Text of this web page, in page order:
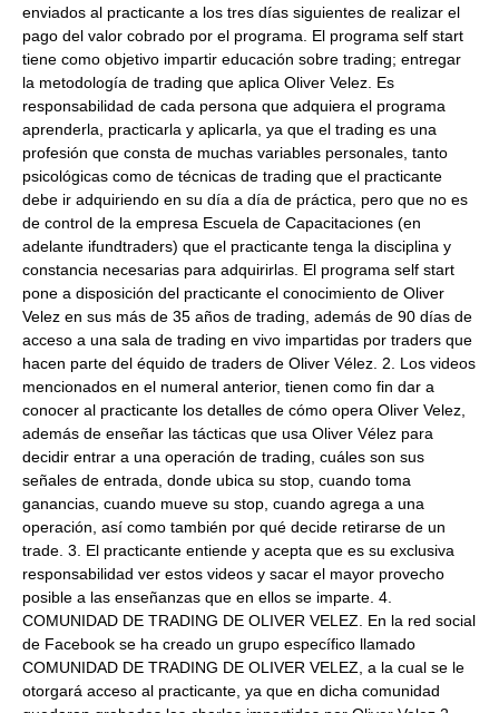
enviados al practicante a los tres días siguientes de realizar el
pago del valor cobrado por el programa. El programa self start
tiene como objetivo impartir educación sobre trading; entregar
la metodología de trading que aplica Oliver Velez. Es
responsabilidad de cada persona que adquiera el programa
aprenderla, practicarla y aplicarla, ya que el trading es una
profesión que consta de muchas variables personales, tanto
psicológicas como de técnicas de trading que el practicante
debe ir adquiriendo en su día a día de práctica, pero que no es
de control de la empresa Escuela de Capacitaciones (en
adelante ifundtraders) que el practicante tenga la disciplina y
constancia necesarias para adquirirlas. El programa self start
pone a disposición del practicante el conocimiento de Oliver
Velez en sus más de 35 años de trading, además de 90 días de
acceso a una sala de trading en vivo impartidas por traders que
hacen parte del équido de traders de Oliver Vélez. 2. Los videos
mencionados en el numeral anterior, tienen como fin dar a
conocer al practicante los detalles de cómo opera Oliver Velez,
además de enseñar las tácticas que usa Oliver Vélez para
decidir entrar a una operación de trading, cuáles son sus
señales de entrada, donde ubica su stop, cuando toma
ganancias, cuando mueve su stop, cuando agrega a una
operación, así como también por qué decide retirarse de un
trade. 3. El practicante entiende y acepta que es su exclusiva
responsabilidad ver estos videos y sacar el mayor provecho
posible a las enseñanzas que en ellos se imparte. 4.
COMUNIDAD DE TRADING DE OLIVER VELEZ. En la red social
de Facebook se ha creado un grupo específico llamado
COMUNIDAD DE TRADING DE OLIVER VELEZ, a la cual se le
otorgará acceso al practicante, ya que en dicha comunidad